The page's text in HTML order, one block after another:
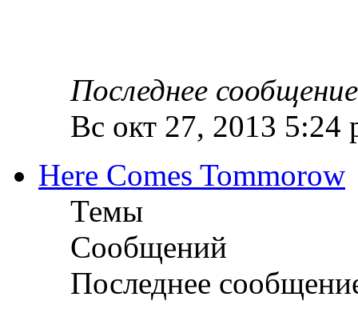
Последнее сообщение
Вс окт 27, 2013 5:24
Here Comes Tommorow
Темы
Сообщений
Последнее